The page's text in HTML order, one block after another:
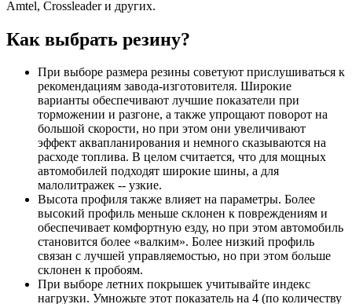
Amtel, Crossleader и других.
Как выбрать резину?
При выборе размера резины советуют прислушиваться к
рекомендациям завода-изготовителя. Широкие
варианты обеспечивают лучшие показатели при
торможении и разгоне, а также упрощают поворот на
большой скорости, но при этом они увеличивают
эффект аквапланирования и немного сказываются на
расходе топлива. В целом считается, что для мощных
автомобилей подходят широкие шины, а для
малолитражек -- узкие.
Высота профиля также влияет на параметры. Более
высокий профиль меньше склонен к повреждениям и
обеспечивает комфортную езду, но при этом автомобиль
становится более «валким». Более низкий профиль
связан с лучшей управляемостью, но при этом больше
склонен к пробоям.
При выборе летних покрышек учитывайте индекс
нагрузки. Умножьте этот показатель на 4 (по количеству